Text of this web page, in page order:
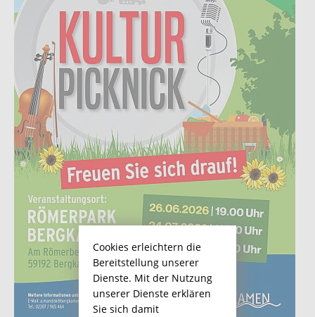
Cookies erleichtern die
Bereitstellung unserer
Dienste. Mit der Nutzung
unserer Dienste erklären
Sie sich damit